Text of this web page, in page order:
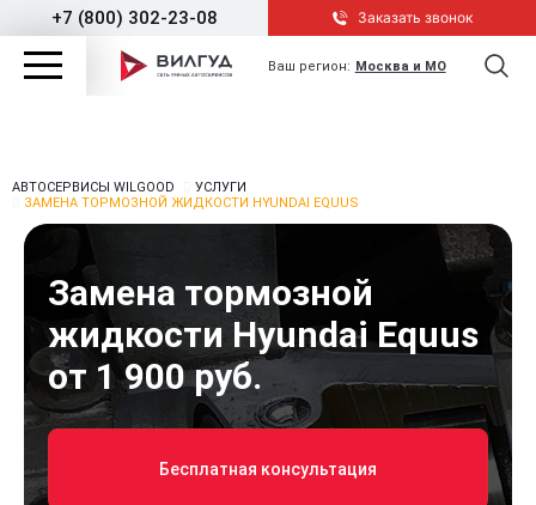
+7 (800) 302-23-08 Заказать звонок
Ваш регион: Москва и МО
АВТОСЕРВИСЫ WILGOOD
УСЛУГИ
ЗАМЕНА ТОРМОЗНОЙ ЖИДКОСТИ HYUNDAI EQUUS
Замена тормозной
жидкости Hyundai Equus
от 1 900 руб.
Бесплатная консультация